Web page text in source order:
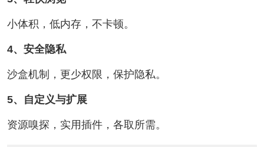
小体积，低内存，不卡顿。
4、安全隐私
沙盒机制，更少权限，保护隐私。
5、自定义与扩展
资源嗅探，实用插件，各取所需。